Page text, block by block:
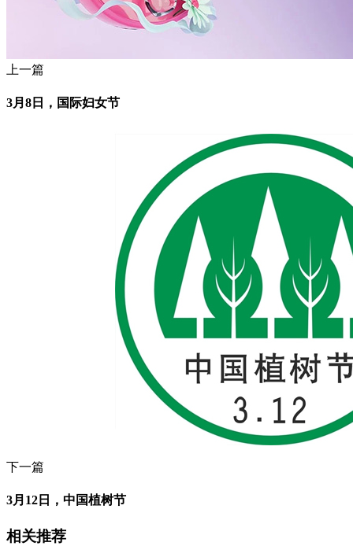
上一篇
3月8日，国际妇女节
下一篇
3月12日，中国植树节
相关推荐